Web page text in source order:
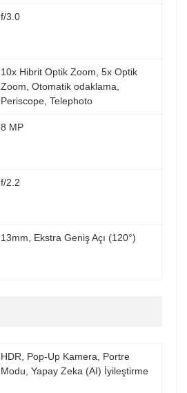
f/3.0
10x Hibrit Optik Zoom, 5x Optik
Zoom, Otomatik odaklama,
Periscope, Telephoto
8 MP
f/2.2
13mm, Ekstra Geniş Açı (120°)
HDR, Pop-Up Kamera, Portre
Modu, Yapay Zeka (AI) İyileştirme